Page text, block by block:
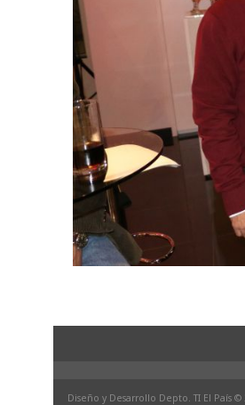
Diseño y Desarrollo Depto. TI El País